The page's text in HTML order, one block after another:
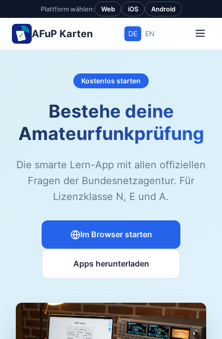
Plattform wählen: Web iOS Android
AFuP Karten DE EN
Kostenlos starten
Bestehe deine
Amateurfunkprüfung
Die smarte Lern-App mit allen offiziellen
Fragen der Bundesnetzagentur. Für
Lizenzklasse N, E und A.
Im Browser starten
Apps herunterladen